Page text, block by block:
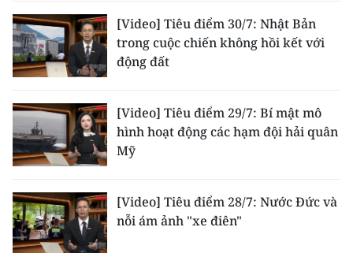
Chuyên trang Hà Nội
Chuyên trang TP. Hồ Chí Minh
CÁC CHUYÊN TRANG
THỜI NAY
[Video] Tiêu điểm 30/7: Nhật Bản
trong cuộc chiến không hồi kết với
động đất
[Video] Tiêu điểm 29/7: Bí mật mô
hình hoạt động các hạm đội hải quân
Mỹ
[Video] Tiêu điểm 28/7: Nước Đức và
nỗi ám ảnh "xe điên"